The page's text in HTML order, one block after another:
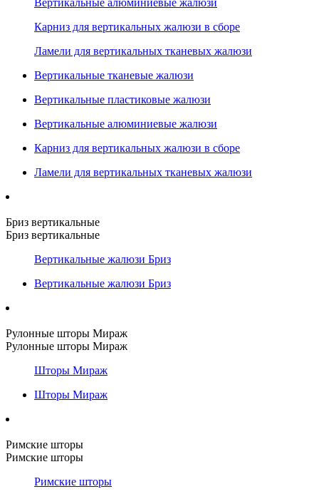
Вертикальные алюминиевые жалюзи
Карниз для вертикальных жалюзи в сборе
Ламели для вертикальных тканевых жалюзи
Вертикальные тканевые жалюзи
Вертикальные пластиковые жалюзи
Вертикальные алюминиевые жалюзи
Карниз для вертикальных жалюзи в сборе
Ламели для вертикальных тканевых жалюзи
Бриз вертикальные
Бриз вертикальные
Вертикальные жалюзи Бриз
Вертикальные жалюзи Бриз
Рулонные шторы Мираж
Рулонные шторы Мираж
Шторы Мираж
Шторы Мираж
Римские шторы
Римские шторы
Римские шторы